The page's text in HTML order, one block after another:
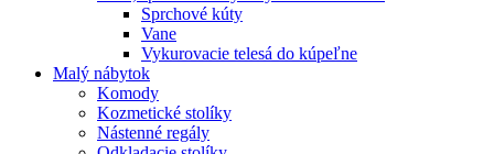
Sprchové kúty
Vane
Vykurovacie telesá do kúpeľne
Malý nábytok
Komody
Kozmetické stolíky
Nástenné regály